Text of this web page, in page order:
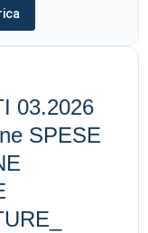
03.2026
SPESE